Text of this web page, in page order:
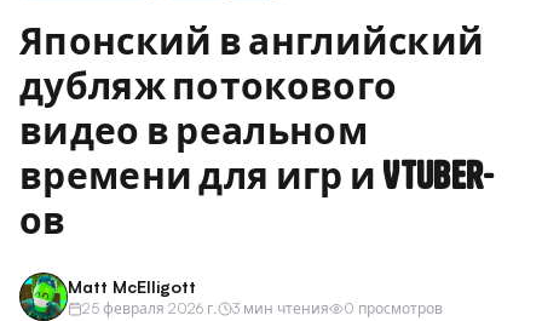
Японский в английский
дубляж потокового
видео в реальном
времени для игр и VTuber-
ов
Matt McElligott
25 февраля 2026 г. 3 мин чтения 0 просмотров